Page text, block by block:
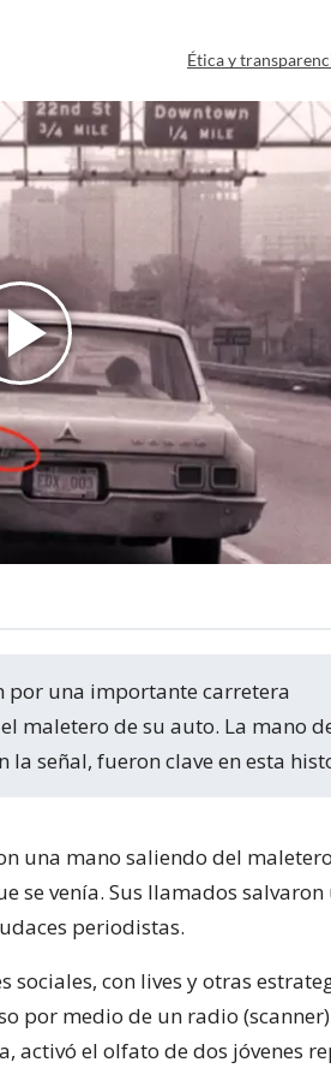
Ética y
maletero de su auto. La mano
señal, fueron clave en esta
una mano saliendo del
se venía. Sus llamados salvaron
periodistas.
sociales, con lives y otras
por medio de un radio (scanner)
activó el olfato de dos jóvenes